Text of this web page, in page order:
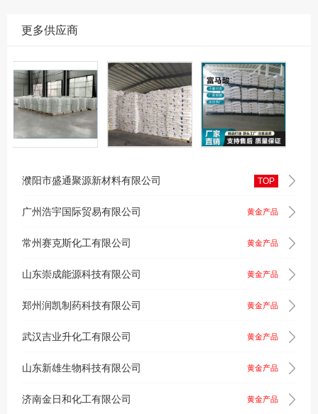
更多供应商
濮阳市盛通聚源新材料有限公司 TOP
广州浩宇国际贸易有限公司 黄金产品
常州赛克斯化工有限公司 黄金产品
山东崇成能源科技有限公司 黄金产品
郑州润凯制药科技有限公司 黄金产品
武汉吉业升化工有限公司 黄金产品
山东新雄生物科技有限公司 黄金产品
济南金日和化工有限公司 黄金产品